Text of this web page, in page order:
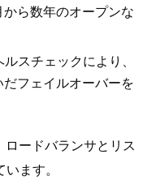
ら数年のオープンな
スチェックにより、
フェイルオーバーを
ードバランサとリス
ます。